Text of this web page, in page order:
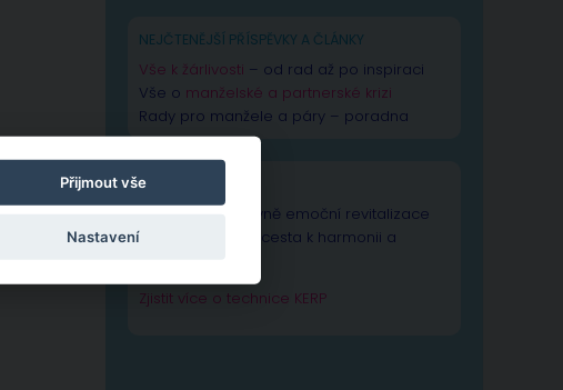
NEJČTENĚJŠÍ PŘÍSPĚVKY A ČLÁNKY
Vše k žárlivosti – od rad až po inspiraci
Vše o manželské a partnerské krizi
Rady pro manžele a páry – poradna
TECHNIKA KERP
Technika Kognitivně emoční revitalizace
psychiky – Vaše cesta k harmonii a
Zjistit více o technice KERP
Přijmout vše
Nastavení